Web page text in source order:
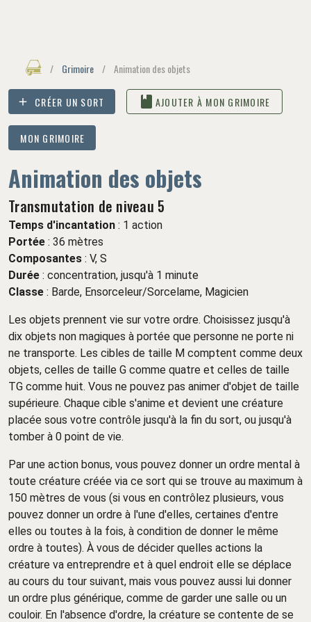
/ Grimoire / Animation des objets
CRÉER UN SORT AJOUTER À MON GRIMOIRE
MON GRIMOIRE
Animation des objets
Transmutation de niveau 5
Temps d'incantation : 1 action
Portée : 36 mètres
Composantes : V, S
Durée : concentration, jusqu'à 1 minute
Classe : Barde, Ensorceleur/Sorcelame, Magicien
Les objets prennent vie sur votre ordre. Choisissez jusqu'à
dix objets non magiques à portée que personne ne porte ni
ne transporte. Les cibles de taille M comptent comme deux
objets, celles de taille G comme quatre et celles de taille
TG comme huit. Vous ne pouvez pas animer d'objet de taille
supérieure. Chaque cible s'anime et devient une créature
placée sous votre contrôle jusqu'à la fin du sort, ou jusqu'à
tomber à 0 point de vie.
Par une action bonus, vous pouvez donner un ordre mental à
toute créature créée via ce sort qui se trouve au maximum à
150 mètres de vous (si vous en contrôlez plusieurs, vous
pouvez donner un ordre à l'une d'elles, certaines d'entre
elles ou toutes à la fois, à condition de donner le même
ordre à toutes). À vous de décider quelles actions la
créature va entreprendre et à quel endroit elle se déplace
au cours du tour suivant, mais vous pouvez aussi lui donner
un ordre plus générique, comme de garder une salle ou un
couloir. En l'absence d'ordre, la créature se contente de se